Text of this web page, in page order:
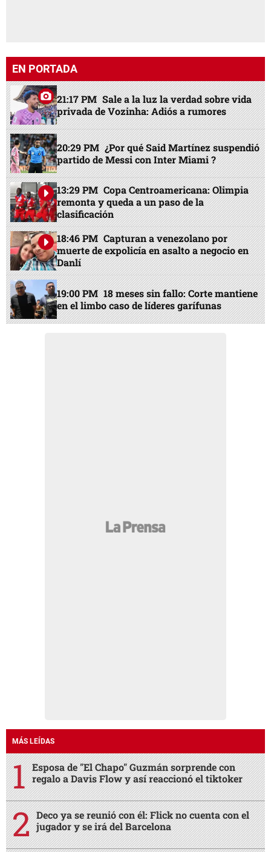
EN PORTADA
21:17 PM Sale a la luz la verdad sobre vida
privada de Vozinha: Adiós a rumores
20:29 PM ¿Por qué Said Martínez suspendió
partido de Messi con Inter Miami ?
13:29 PM Copa Centroamericana: Olimpia
remonta y queda a un paso de la
clasificación
18:46 PM Capturan a venezolano por
muerte de expolicía en asalto a negocio en
Danlí
19:00 PM 18 meses sin fallo: Corte mantiene
en el limbo caso de líderes garífunas
MÁS LEÍDAS
Esposa de "El Chapo" Guzmán sorprende con
regalo a Davis Flow y así reaccionó el tiktoker
Deco ya se reunió con él: Flick no cuenta con el
jugador y se irá del Barcelona